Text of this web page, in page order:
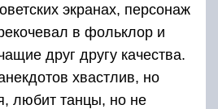
экранах, персонаж
в фольклор и
друг другу качества.
хвастлив, но
любит танцы, но не